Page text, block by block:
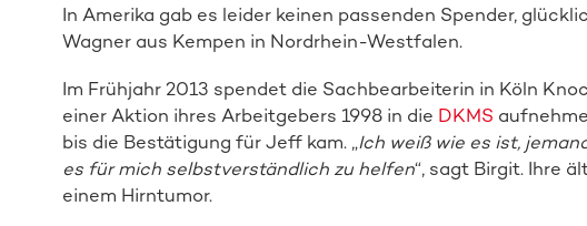
In Amerika gab es leider keinen passenden Spender,
Wagner aus Kempen in Nordrhein-Westfalen.
Im Frühjahr 2013 spendet die Sachbearbeiterin in Köln
einer Aktion ihres Arbeitgebers 1998 in die DKMS
bis die Bestätigung für Jeff kam. „Ich weiß wie es ist,
es für mich selbstverständlich zu helfen“, sagt Birgit. Ihre
einem Hirntumor.